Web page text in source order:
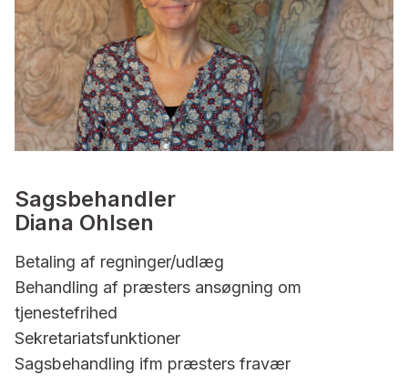
Sagsbehandler
Diana Ohlsen
Betaling af regninger/udlæg
Behandling af præsters ansøgning om
tjenestefrihed
Sekretariatsfunktioner
Sagsbehandling ifm præsters fravær